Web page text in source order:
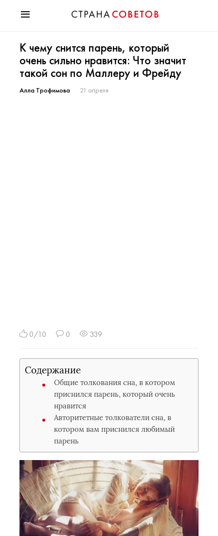
Мода
Звезды
Гороскопы
Здоровье
К чему снится парень, который
очень сильно нравится: Что значит
такой сон по Маллеру и Фрейду
Алла Трофимова 21 апреля
0/10 0 339
Содержание
Общие толкования сна, в котором
приснился парень, который очень
нравится
Авторитетные толкователи сна, в
котором вам приснился любимый
парень